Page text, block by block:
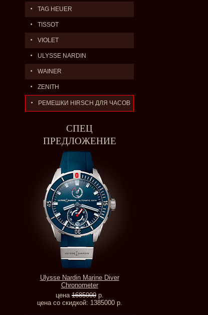
TAG HEUER
TISSOT
VIOLET
ULYSSE NARDIN
WAINER
ZENITH
РЕМЕШКИ HIRSCH ДЛЯ ЧАСОВ
СПЕЦ
ПРЕДЛОЖЕНИЕ
Ulysse Nardin Marine Diver
Chronometer
цена 1685000р.
цена со скидкой: 1385000 р.